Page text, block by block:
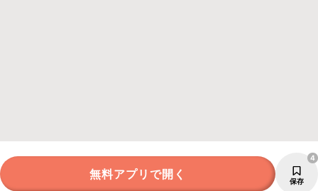
無料アプリで開く 保存
4